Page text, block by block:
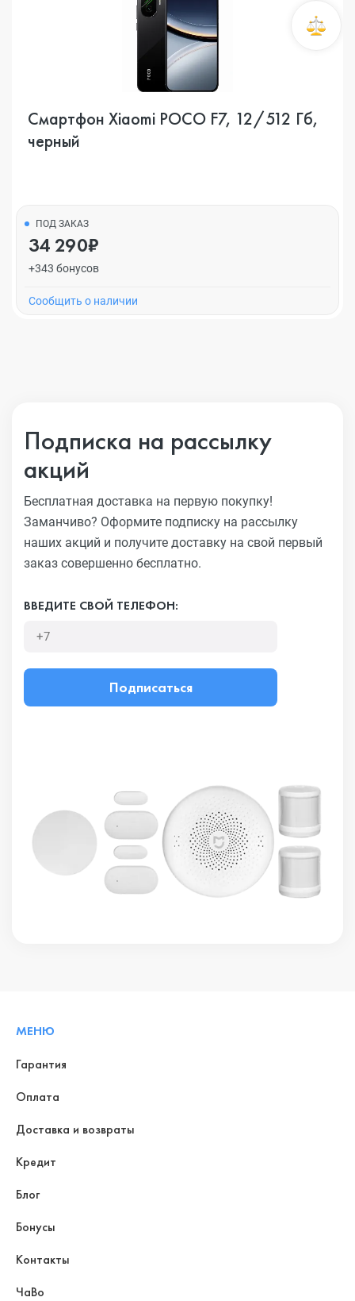
Смартфон Xiaomi POCO F7, 12/512 Гб,
черный
ПОД ЗАКАЗ
34 290₽
+343 бонусов
Cообщить о наличии
Подписка на рассылку
акций
Бесплатная доставка на первую покупку!
Заманчиво? Оформите подписку на рассылку
наших акций и получите доставку на свой первый
заказ совершенно бесплатно.
ВВЕДИТЕ СВОЙ ТЕЛЕФОН:
Подписаться
МЕНЮ
Гарантия
Оплата
Доставка и возвраты
Кредит
Блог
Бонусы
Контакты
ЧаВо